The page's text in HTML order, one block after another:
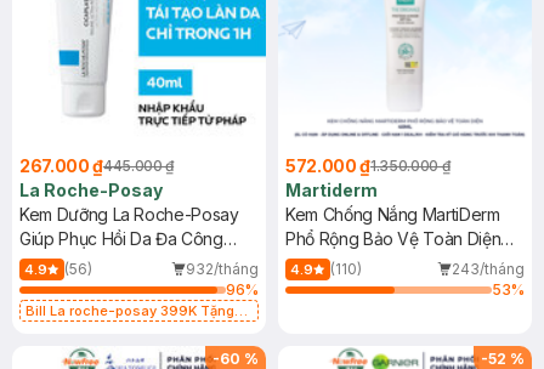
267.000 ₫445.000 ₫
La Roche-Posay
Kem Dưỡng La Roche-Posay
Giúp Phục Hồi Da Đa Công
Dụng 40ml
4.9 (56)
932/tháng
96%
Bill La roche-posay 399K Tặng
(SL có hạn)
572.000 ₫1.350.000 ₫
Martiderm
Kem Chống Nắng MartiDerm
Phổ Rộng Bảo Vệ Toàn Diện
40ml
4.9 (110)
243/tháng
53%
-60 % -52 %